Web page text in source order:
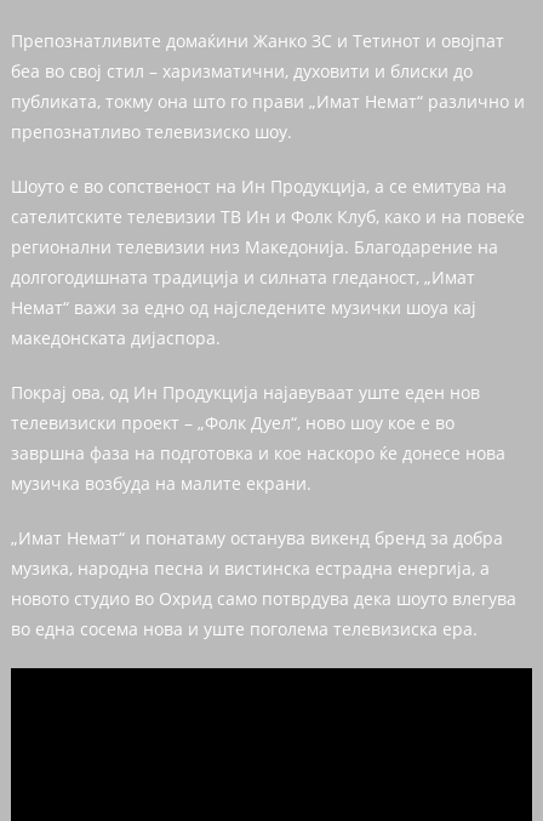
Препознатливите домаќини Жанко ЗС и Тетинот и овојпат
беа во свој стил – харизматични, духовити и блиски до
публиката, токму она што го прави „Имат Немат“ различно и
препознатливо телевизиско шоу.
Шоуто е во сопственост на Ин Продукција, а се емитува на
сателитските телевизии ТВ Ин и Фолк Клуб, како и на повеќе
регионални телевизии низ Македонија. Благодарение на
долгогодишната традиција и силната гледаност, „Имат
Немат“ важи за едно од најследените музички шоуа кај
македонската дијаспора.
Покрај ова, од Ин Продукција најавуваат уште еден нов
телевизиски проект – „Фолк Дуел“, ново шоу кое е во
завршна фаза на подготовка и кое наскоро ќе донесе нова
музичка возбуда на малите екрани.
„Имат Немат“ и понатаму останува викенд бренд за добра
музика, народна песна и вистинска естрадна енергија, а
новото студио во Охрид само потврдува дека шоуто влегува
во една сосема нова и уште поголема телевизиска ера.